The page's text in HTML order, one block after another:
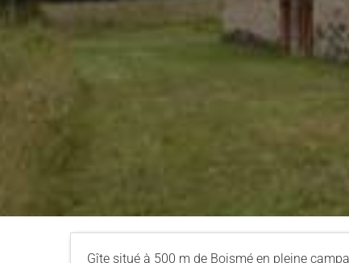
Gîte situé à 500 m de Boismé en pleine